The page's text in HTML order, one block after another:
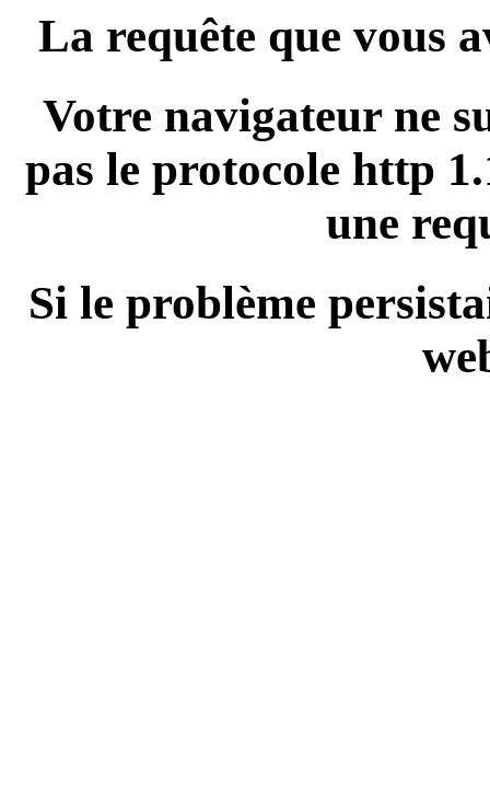
La requête que vous
Votre navigateur ne
pas le protocole http
une
Si le problème